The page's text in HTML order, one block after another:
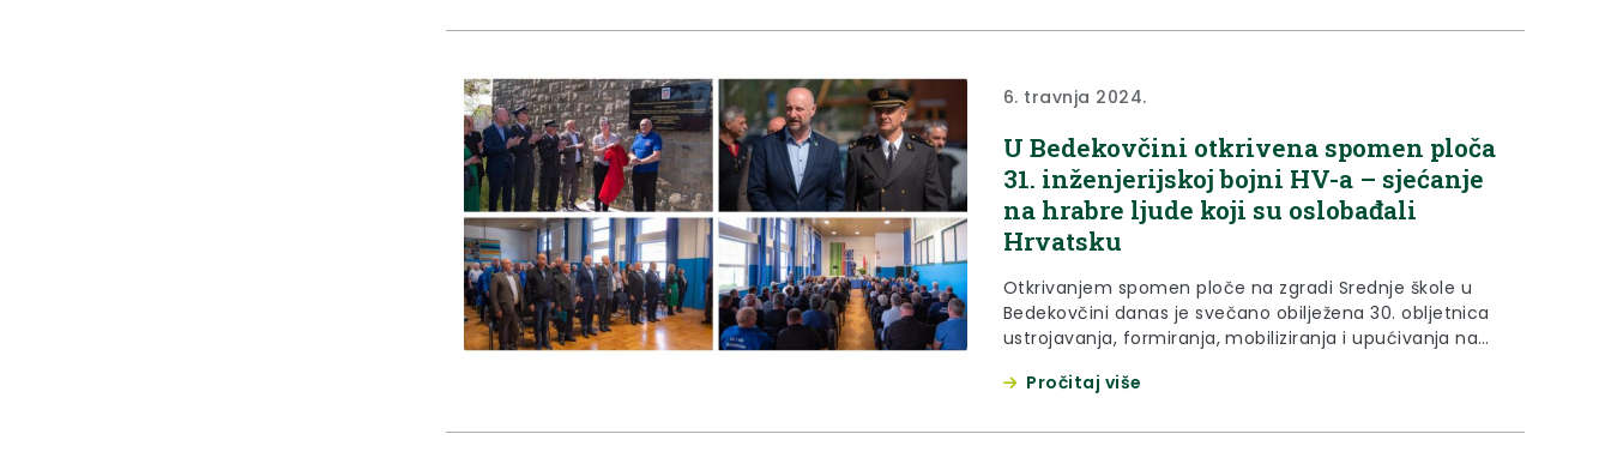
sufinanciranja energetske obnove obiteljskih kuća 2024.
6. travnja 2024.
U Bedekovčini otkrivena spomen ploča
31. inženjerijskoj bojni HV-a – sjećanje
na hrabre ljude koji su oslobađali
Hrvatsku
Otkrivanjem spomen ploče na zgradi Srednje škole u
Bedekovčini danas je svečano obilježena 30. obljetnica
ustrojavanja, formiranja, mobiliziranja i upućivanja na
vojske. Samostalna 31. inženjerijska bojna Hrvatske
mobilizacija uslijedila 7. travnja 1994. godine. Bojna je
Pročitaj više